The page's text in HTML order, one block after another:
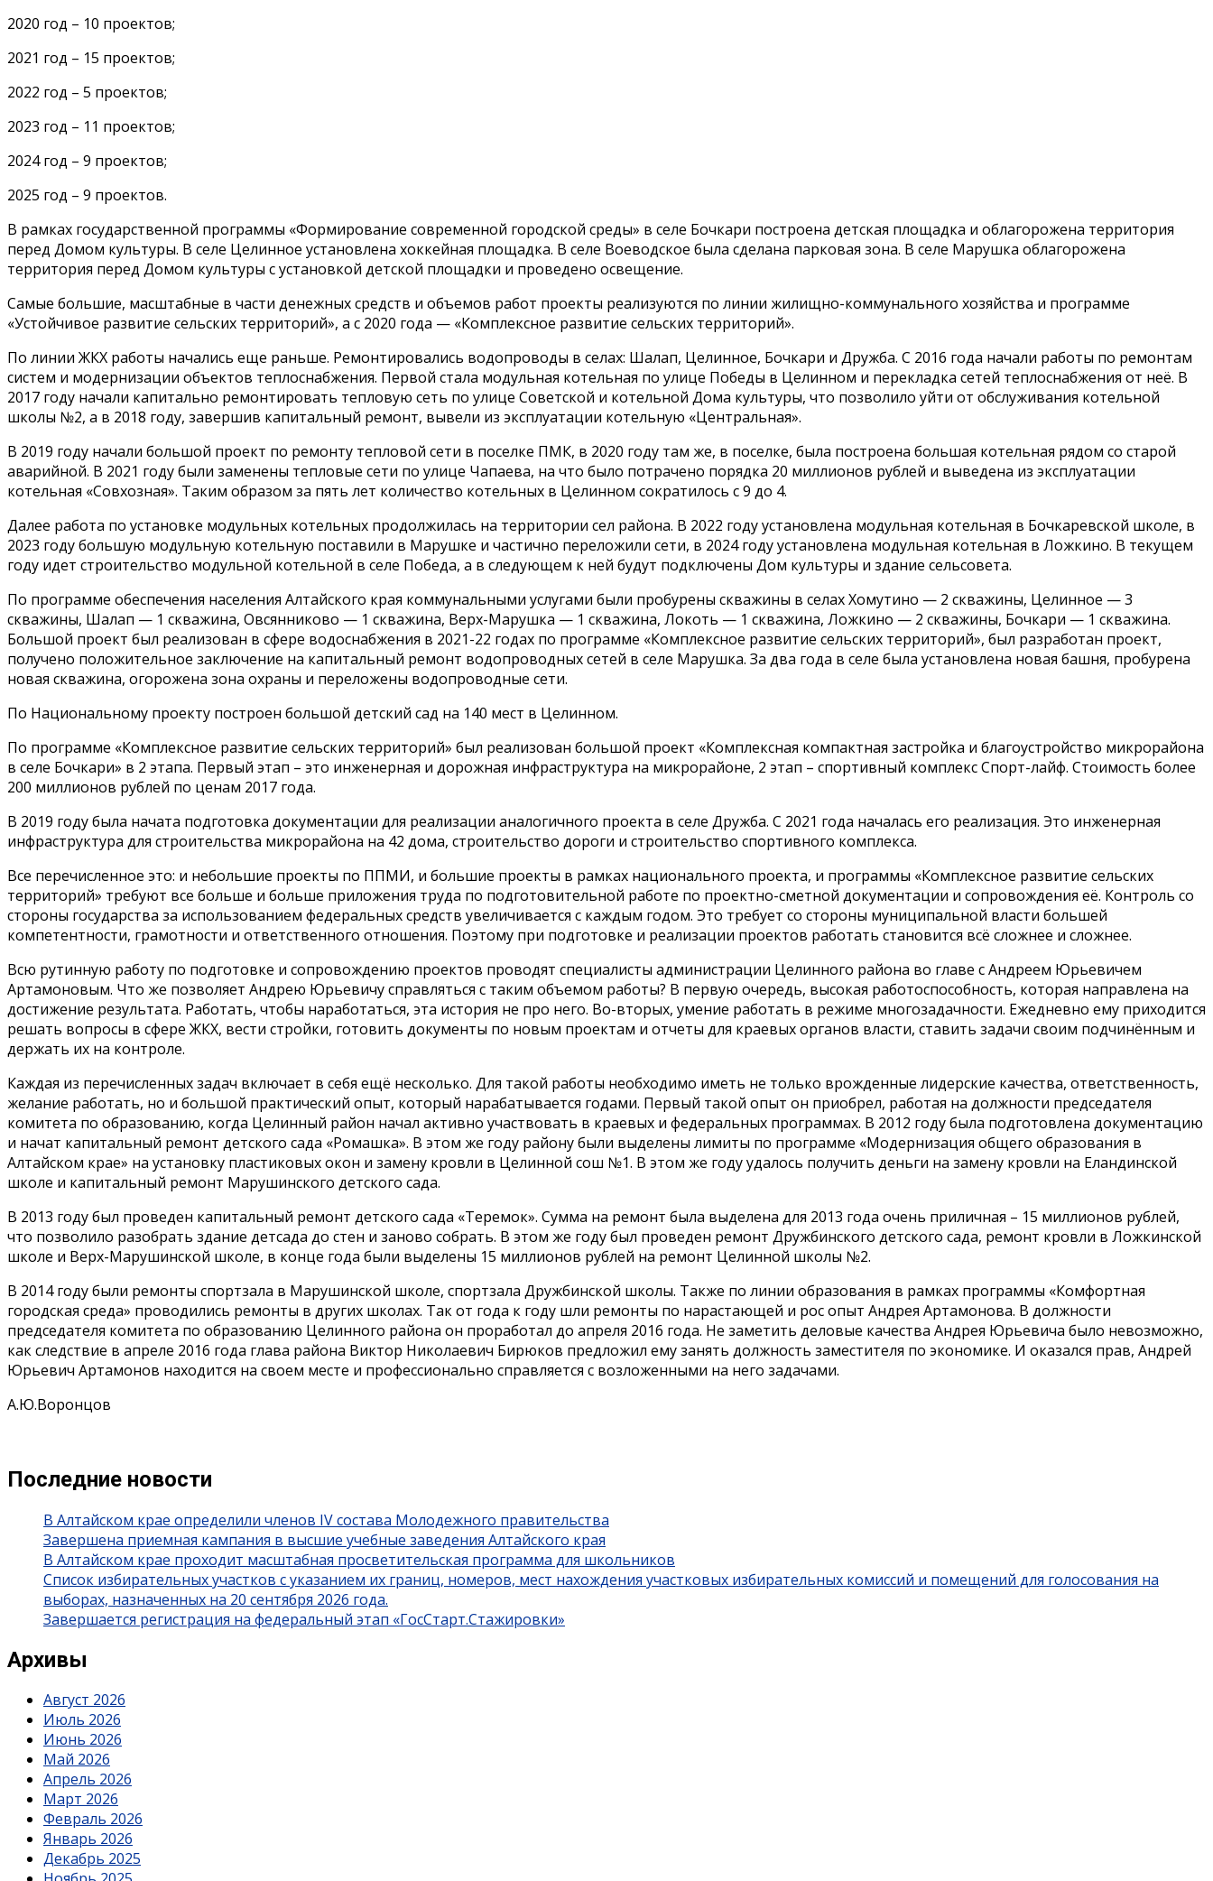
2020 год – 10 проектов;
2021 год – 15 проектов;
2022 год – 5 проектов;
2023 год – 11 проектов;
2024 год – 9 проектов;
2025 год – 9 проектов.
В рамках государственной программы «Формирование современной городской среды» в селе Бочкари построена детская площадка и облагорожена территория
перед Домом культуры. В селе Целинное установлена хоккейная площадка. В селе Воеводское была сделана парковая зона. В селе Марушка облагорожена
территория перед Домом культуры с установкой детской площадки и проведено освещение.
Самые большие, масштабные в части денежных средств и объемов работ проекты реализуются по линии жилищно-коммунального хозяйства и программе
«Устойчивое развитие сельских территорий», а с 2020 года — «Комплексное развитие сельских территорий».
По линии ЖКХ работы начались еще раньше. Ремонтировались водопроводы в селах: Шалап, Целинное, Бочкари и Дружба. С 2016 года начали работы по ремонтам
систем и модернизации объектов теплоснабжения. Первой стала модульная котельная по улице Победы в Целинном и перекладка сетей теплоснабжения от неё. В
2017 году начали капитально ремонтировать тепловую сеть по улице Советской и котельной Дома культуры, что позволило уйти от обслуживания котельной
школы №2, а в 2018 году, завершив капитальный ремонт, вывели из эксплуатации котельную «Центральная».
В 2019 году начали большой проект по ремонту тепловой сети в поселке ПМК, в 2020 году там же, в поселке, была построена большая котельная рядом со старой
аварийной. В 2021 году были заменены тепловые сети по улице Чапаева, на что было потрачено порядка 20 миллионов рублей и выведена из эксплуатации
котельная «Совхозная». Таким образом за пять лет количество котельных в Целинном сократилось с 9 до 4.
Далее работа по установке модульных котельных продолжилась на территории сел района. В 2022 году установлена модульная котельная в Бочкаревской школе, в
2023 году большую модульную котельную поставили в Марушке и частично переложили сети, в 2024 году установлена модульная котельная в Ложкино. В текущем
году идет строительство модульной котельной в селе Победа, а в следующем к ней будут подключены Дом культуры и здание сельсовета.
По программе обеспечения населения Алтайского края коммунальными услугами были пробурены скважины в селах Хомутино — 2 скважины, Целинное — 3
скважины, Шалап — 1 скважина, Овсянниково — 1 скважина, Верх-Марушка — 1 скважина, Локоть — 1 скважина, Ложкино — 2 скважины, Бочкари — 1 скважина.
Большой проект был реализован в сфере водоснабжения в 2021-22 годах по программе «Комплексное развитие сельских территорий», был разработан проект,
получено положительное заключение на капитальный ремонт водопроводных сетей в селе Марушка. За два года в селе была установлена новая башня, пробурена
новая скважина, огорожена зона охраны и переложены водопроводные сети.
По Национальному проекту построен большой детский сад на 140 мест в Целинном.
По программе «Комплексное развитие сельских территорий» был реализован большой проект «Комплексная компактная застройка и благоустройство микрорайона
в селе Бочкари» в 2 этапа. Первый этап – это инженерная и дорожная инфраструктура на микрорайоне, 2 этап – спортивный комплекс Спорт-лайф. Стоимость более
200 миллионов рублей по ценам 2017 года.
В 2019 году была начата подготовка документации для реализации аналогичного проекта в селе Дружба. С 2021 года началась его реализация. Это инженерная
инфраструктура для строительства микрорайона на 42 дома, строительство дороги и строительство спортивного комплекса.
Все перечисленное это: и небольшие проекты по ППМИ, и большие проекты в рамках национального проекта, и программы «Комплексное развитие сельских
территорий» требуют все больше и больше приложения труда по подготовительной работе по проектно-сметной документации и сопровождения её. Контроль со
стороны государства за использованием федеральных средств увеличивается с каждым годом. Это требует со стороны муниципальной власти большей
компетентности, грамотности и ответственного отношения. Поэтому при подготовке и реализации проектов работать становится всё сложнее и сложнее.
Всю рутинную работу по подготовке и сопровождению проектов проводят специалисты администрации Целинного района во главе с Андреем Юрьевичем
Артамоновым. Что же позволяет Андрею Юрьевичу справляться с таким объемом работы? В первую очередь, высокая работоспособность, которая направлена на
достижение результата. Работать, чтобы наработаться, эта история не про него. Во-вторых, умение работать в режиме многозадачности. Ежедневно ему приходится
решать вопросы в сфере ЖКХ, вести стройки, готовить документы по новым проектам и отчеты для краевых органов власти, ставить задачи своим подчинённым и
держать их на контроле.
Каждая из перечисленных задач включает в себя ещё несколько. Для такой работы необходимо иметь не только врожденные лидерские качества, ответственность,
желание работать, но и большой практический опыт, который нарабатывается годами. Первый такой опыт он приобрел, работая на должности председателя
комитета по образованию, когда Целинный район начал активно участвовать в краевых и федеральных программах. В 2012 году была подготовлена документацию
и начат капитальный ремонт детского сада «Ромашка». В этом же году району были выделены лимиты по программе «Модернизация общего образования в
Алтайском крае» на установку пластиковых окон и замену кровли в Целинной сош №1. В этом же году удалось получить деньги на замену кровли на Еландинской
школе и капитальный ремонт Марушинского детского сада.
В 2013 году был проведен капитальный ремонт детского сада «Теремок». Сумма на ремонт была выделена для 2013 года очень приличная – 15 миллионов рублей,
что позволило разобрать здание детсада до стен и заново собрать. В этом же году был проведен ремонт Дружбинского детского сада, ремонт кровли в Ложкинской
школе и Верх-Марушинской школе, в конце года были выделены 15 миллионов рублей на ремонт Целинной школы №2.
В 2014 году были ремонты спортзала в Марушинской школе, спортзала Дружбинской школы. Также по линии образования в рамках программы «Комфортная
городская среда» проводились ремонты в других школах. Так от года к году шли ремонты по нарастающей и рос опыт Андрея Артамонова. В должности
председателя комитета по образованию Целинного района он проработал до апреля 2016 года. Не заметить деловые качества Андрея Юрьевича было невозможно,
как следствие в апреле 2016 года глава района Виктор Николаевич Бирюков предложил ему занять должность заместителя по экономике. И оказался прав, Андрей
Юрьевич Артамонов находится на своем месте и профессионально справляется с возложенными на него задачами.
А.Ю.Воронцов
Последние новости
В Алтайском крае определили членов IV состава Молодежного правительства
Завершена приемная кампания в высшие учебные заведения Алтайского края
В Алтайском крае проходит масштабная просветительская программа для школьников
Список избирательных участков с указанием их границ, номеров, мест нахождения участковых избирательных комиссий и помещений для голосования на
выборах, назначенных на 20 сентября 2026 года.
Завершается регистрация на федеральный этап «ГосСтарт.Стажировки»
Архивы
Август 2026
Июль 2026
Июнь 2026
Май 2026
Апрель 2026
Март 2026
Февраль 2026
Январь 2026
Декабрь 2025